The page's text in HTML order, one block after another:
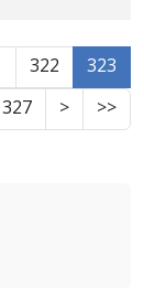
322
323
327 > >>